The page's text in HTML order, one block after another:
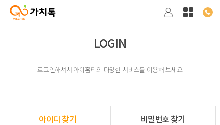
LOGIN
로그인하셔서 아이홈티의 다양한 서비스를 이용해 보세요
아이디 찾기 비밀번호 찾기